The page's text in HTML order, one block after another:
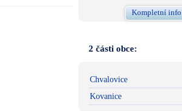
Kompletní info
2 části obce:
Chvalovice
Kovanice